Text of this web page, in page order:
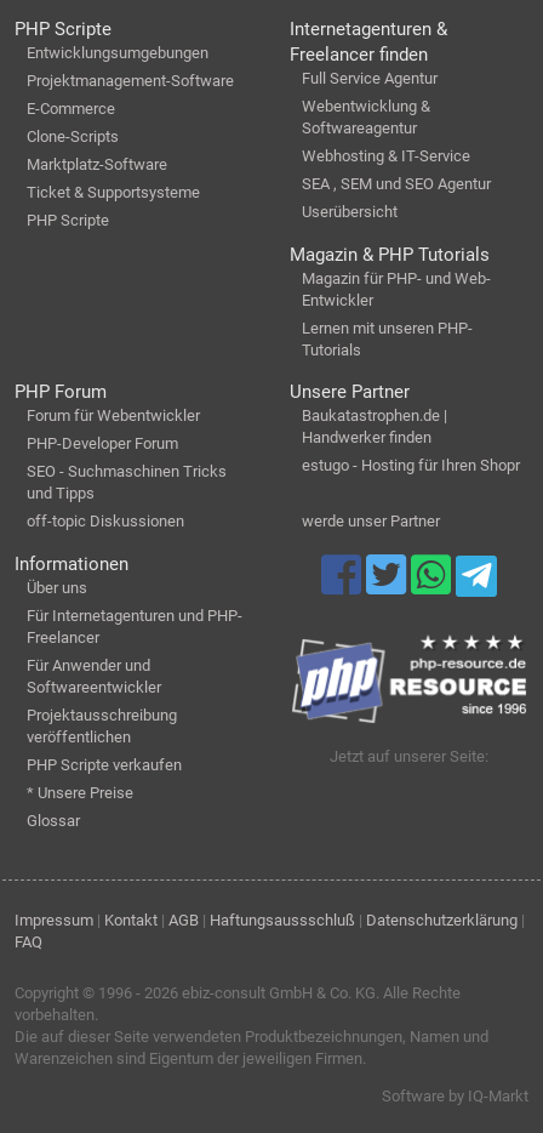
PHP Scripte
Entwicklungsumgebungen
Projektmanagement-Software
E-Commerce
Clone-Scripts
Marktplatz-Software
Ticket & Supportsysteme
PHP Scripte
Internetagenturen &
Freelancer finden
Full Service Agentur
Webentwicklung &
Softwareagentur
Webhosting & IT-Service
SEA , SEM und SEO Agentur
Userübersicht
Magazin & PHP Tutorials
Magazin für PHP- und Web-
Entwickler
Lernen mit unseren PHP-
Tutorials
PHP Forum
Forum für Webentwickler
PHP-Developer Forum
SEO - Suchmaschinen Tricks
und Tipps
off-topic Diskussionen
Unsere Partner
Baukatastrophen.de |
Handwerker finden
estugo - Hosting für Ihren Shopr
werde unser Partner
Informationen
Über uns
Für Internetagenturen und PHP-
Freelancer
Für Anwender und
Softwareentwickler
Projektausschreibung
veröffentlichen
PHP Scripte verkaufen
* Unsere Preise
Glossar
Jetzt auf unserer Seite:
Impressum | Kontakt | AGB | Haftungsaussschluß | Datenschutzerklärung |
FAQ
Copyright © 1996 - 2026 ebiz-consult GmbH & Co. KG. Alle Rechte
vorbehalten.
Die auf dieser Seite verwendeten Produktbezeichnungen, Namen und
Warenzeichen sind Eigentum der jeweiligen Firmen.
Software by IQ-Markt